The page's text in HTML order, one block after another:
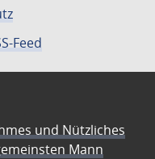
Feed
und Nützliches
Mann